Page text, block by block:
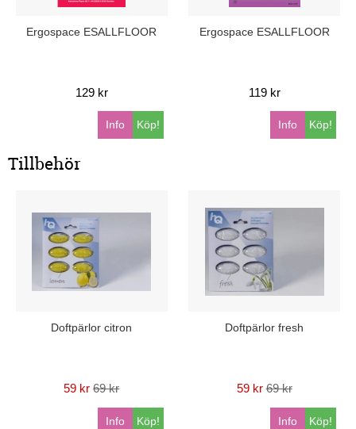
Ergospace ESALLFLOOR
129 kr
Köp!
Info
Ergospace ESALLFLOOR
119 kr
Köp!
Info
Tillbehör
Doftpärlor citron
59 kr 69 kr
Köp!
Info
Doftpärlor fresh
59 kr 69 kr
Köp!
Info